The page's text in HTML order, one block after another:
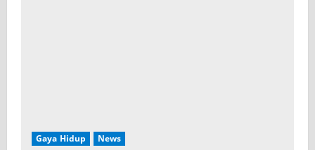
Gaya Hidup News